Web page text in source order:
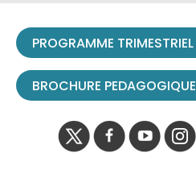
PROGRAMME TRIMESTRIEL
BROCHURE PEDAGOGIQUE